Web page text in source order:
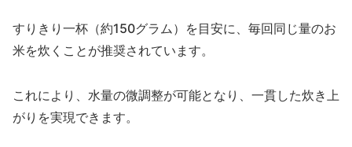
すりきり一杯（約150グラム）を目安に、毎回同じ量のお
米を炊くことが推奨されています。
これにより、水量の微調整が可能となり、一貫した炊き上
がりを実現できます。